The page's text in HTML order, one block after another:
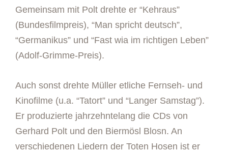
Gemeinsam mit Polt drehte er “Kehraus”
(Bundesfilmpreis), “Man spricht deutsch”,
“Germanikus” und “Fast wia im richtigen Leben”
(Adolf-Grimme-Preis).
Auch sonst drehte Müller etliche Fernseh- und
Kinofilme (u.a. “Tatort” und “Langer Samstag”).
Er produzierte jahrzehntelang die CDs von
Gerhard Polt und den Biermösl Blosn. An
verschiedenen Liedern der Toten Hosen ist er